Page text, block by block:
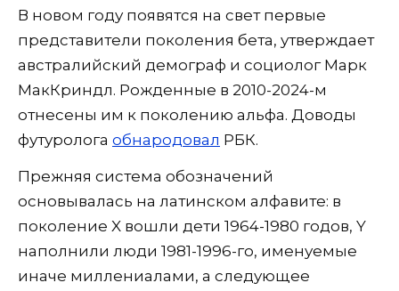
В новом году появятся на свет первые
представители поколения бета, утверждает
австралийский демограф и социолог Марк
МакКриндл. Рожденные в 2010-2024-м
отнесены им к поколению альфа. Доводы
футуролога обнародовал РБК.
Прежняя система обозначений
основывалась на латинском алфавите: в
поколение X вошли дети 1964-1980 годов, Y
наполнили люди 1981-1996-го, именуемые
иначе миллениалами, а следующее